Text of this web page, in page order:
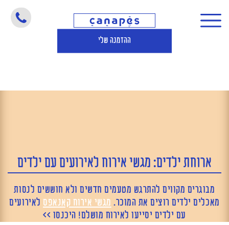
ההזמנה שלי
ארוחת ילדים: מגשי אירוח לאירועים עם ילדים
ארוחת ילדים: מגשי אירוח לאירועים עם ילדים
מבוגרים מקווים להתרגש מטעמים חדשים ולא חוששים לנסות
מאכלים ילדים רוצים את המוכר. מגשי אירוח קאנאפסלאירועים
עם ילדים יסייעו לאירוח מושלם! היכנסו >>